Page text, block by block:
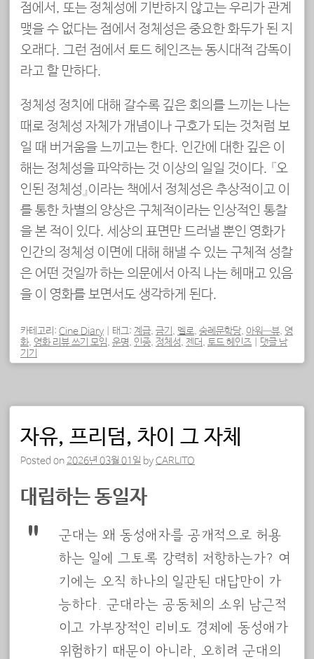
점에서, 또는 정체성에 기반하지 않고는 우리가 관계
맺을 수 없다는 점에서 정체성은 중요한 화두가 된 지
오래다. 그런 점에서 토드 헤인즈는 동시대적 감독이
라고 할 만하다.
정체성 정치에 대해 갈수록 깊은 회의를 느끼는 나는
때로 정체성 자체가 개념이나 구호가 되는 것처럼 보
일 때 버거움을 느끼고는 한다. 인간에 대한 깊은 이
해는 정체성을 파악하는 것 이상의 일일 것이다. 『오
인된 정체성』이라는 책에서 정체성은 추상적이고 이
를 통한 차별의 양상은 구체적이라는 인상적인 통찰
을 본 적이 있다. 세상의 표면만 드러낼 뿐인 영화가
인간의 정체성 이면에 대해 해낼 수 있는 구체적 성찰
은 어떤 것일까 하는 의문에서 아직 나는 헤매고 있음
을 이 영화를 보면서도 생각하게 된다.
카테고리: Cine Diary 태그: 계급, 금기 , 멜로, 숭례문학당, 아워—뷰, 영
화, 영화 리뷰 쓰기 모임, 운명, 인종, 정체성, 젠더, 토드 헤인즈
댓글 남
기기
자유, 프리덤, 차이 그 자체
Posted on 2026년 03월 01일 byCARLITO
대립하는 동일자
군대는 왜 동성애자를 공개적으로 허용
하는 일에 그토록 강력히 저항하는가? 여
기에는 오직 하나의 일관된 대답만이 가
능하다. 군대라는 공동체의 소위 남근적
이고 가부장적인 리비도 경제에 동성애가
위험하기 때문이 아니라, 오히려 군대의